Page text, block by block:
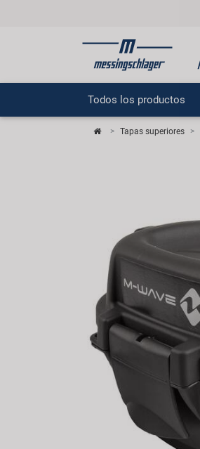
Todos los productos
Tapas superiores